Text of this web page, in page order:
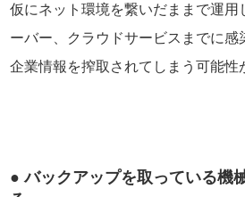
仮にネット環境を繋いだままで運用
ーバー、クラウドサービスまでに感
企業情報を搾取されてしまう可能性
● バックアップを取っている機